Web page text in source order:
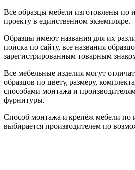
Все образцы мебели изготовлены по
проекту в единственном экземпляре.
Образцы имеют названия для их
поиска по сайту, все названия
зарегистрированным товарным
Все мебельные изделия могут
образцов по цвету, размеру,
способами монтажа и
фурнитуры.
Способ монтажа и крепёж мебели по
выбирается производителем по